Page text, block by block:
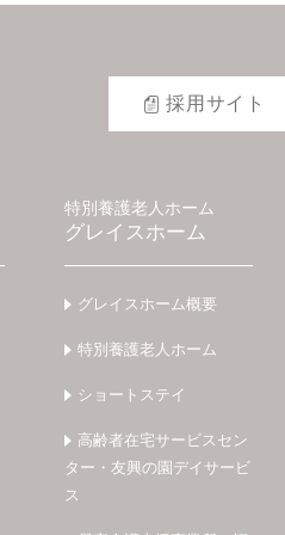
採用サイト
特別養護老人ホーム
グレイスホーム
グレイスホーム概要
特別養護老人ホーム
ショートステイ
高齢者在宅サービスセン
ター・友興の園デイサービ
ス